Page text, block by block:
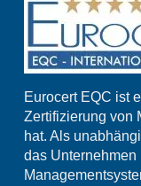
Eurocert EQC ist
Zertifizierung von
hat. Als
das